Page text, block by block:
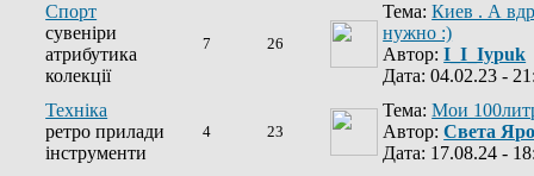
Спорт
сувеніри
атрибутика
колекції
7 26
Тема:Киев . А
нужно :)
Автор:I_I_Iypuk
Дата: 04.02.23 -
Техніка
ретро прилади
інструменти
4 23
Тема:Мои
Автор:Света
Дата: 17.08.24 -